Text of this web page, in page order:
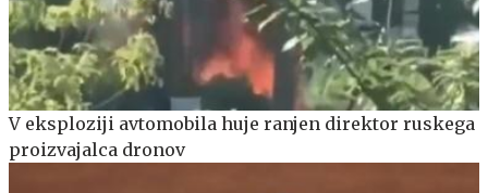
V eksploziji avtomobila huje ranjen direktor ruskega
proizvajalca dronov